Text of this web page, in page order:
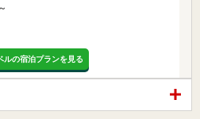
ルの宿泊プランを見る